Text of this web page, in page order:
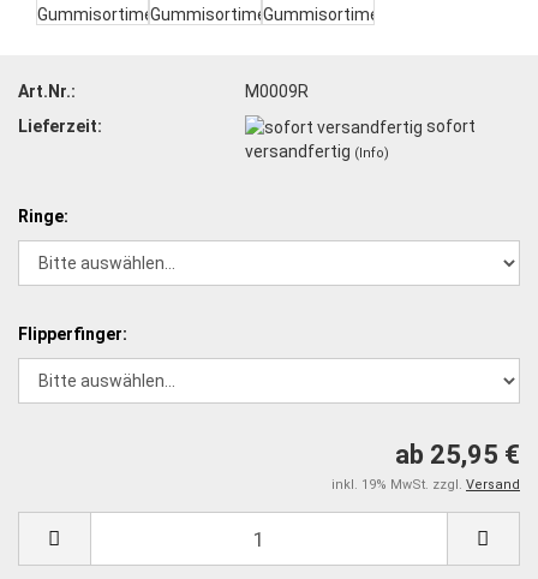
Art.Nr.:
M0009R
Lieferzeit:
sofort
versandfertig (Info)
Ringe:
Flipperfinger:
ab 25,95 €
inkl. 19% MwSt. zzgl. Versand